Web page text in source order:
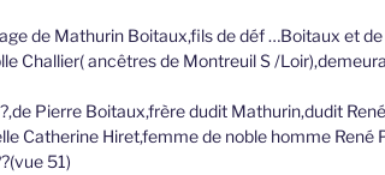
de Mathurin Boitaux,fils de déf …Boitaux et de
Challier( ancêtres de Montreuil S /
Pierre Boitaux,frère dudit Mathurin,dudit
Catherine Hiret,femme de noble homme René
51)